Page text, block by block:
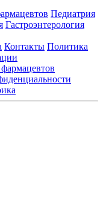
Педиатрия
Гастроэнтерология
Контакты Политика